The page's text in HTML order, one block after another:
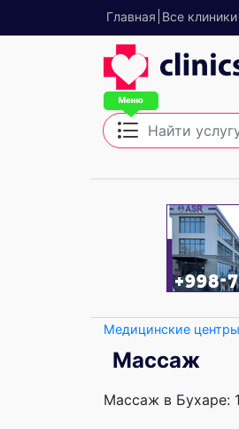
Главная Все клиники
Медицинские
Массаж
Массаж в Бухаре: